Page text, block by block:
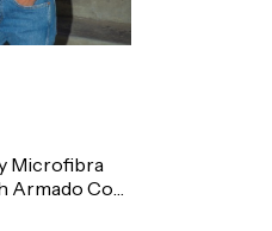
Microfibra
Armado Con